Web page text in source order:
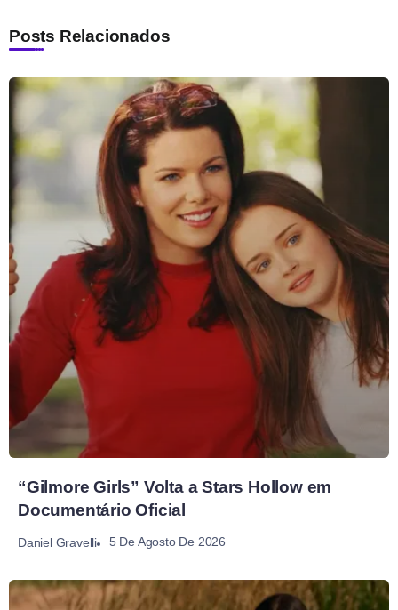
Posts Relacionados
“Gilmore Girls” Volta a Stars Hollow em
Documentário Oficial
Daniel Gravelli 5 De Agosto De 2026